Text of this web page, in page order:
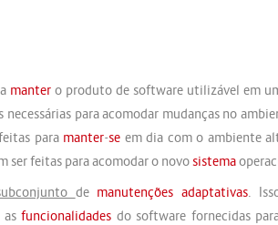
manter o produto de software utilizável em
para acomodar mudanças no
para manter-se em dia com o ambiente
ser feitas para acomodar o novosistema
de manutenções adaptativas.
asfuncionalidades do software fornecidas